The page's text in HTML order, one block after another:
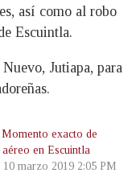
así como al robo
Escuintla.
Jutiapa, para
exacto de
aéreo en Escuintla
10 marzo 2019 2:05 PM